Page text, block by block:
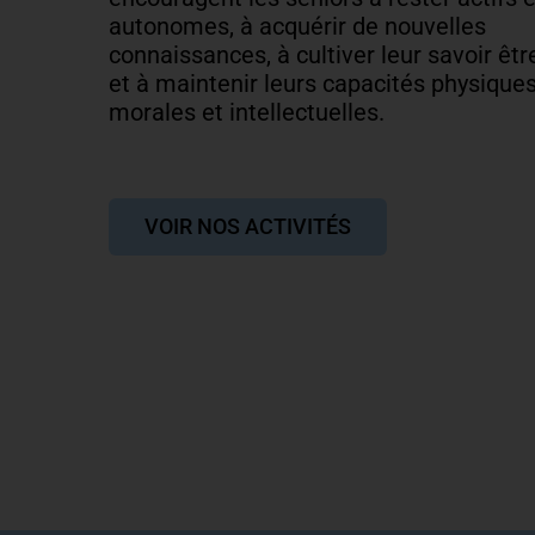
autonomes, à acquérir de nouvelles
connaissances, à cultiver leur savoir
et à maintenir leurs capacités
morales et intellectuelles.
VOIR NOS ACTIVITÉS